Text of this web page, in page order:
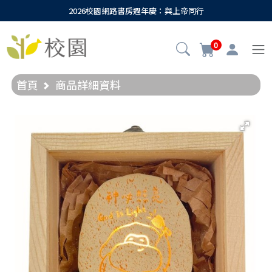
2026校園網路書房週年慶：與上帝同行
0
首頁 商品詳細資料